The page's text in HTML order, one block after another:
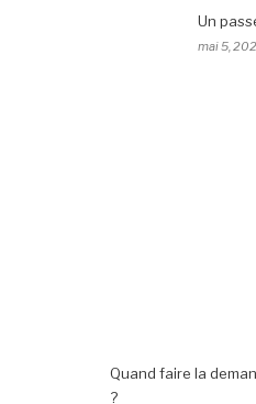
Un
mai 5,
Quand faire la
?